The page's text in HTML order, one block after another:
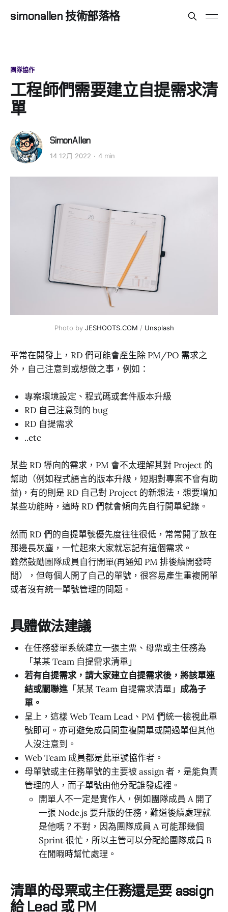
simonallen 技術部落格
團隊協作
工程師們需要建立自提需求清
單
SimonAllen
14 12月 2022 4 min
Photo by JESHOOTS.COM / Unsplash
平常在開發上，RD 們可能會產生除 PM/PO 需求之
外，自己注意到或想做之事，例如：
專案環境設定、程式碼或套件版本升級
RD 自己注意到的 bug
RD 自提需求
..etc
某些 RD 導向的需求，PM 會不太理解其對 Project 的
幫助（例如程式語言的版本升級，短期對專案不會有助
益)，有的則是 RD 自己對 Project 的新想法，想要增加
某些功能時，這時 RD 們就會傾向先自行開單紀錄。
然而 RD 們的自提單號優先度往往很低，常常開了放在
那邊長灰塵，一忙起來大家就忘記有這個需求。
雖然鼓勵團隊成員自行開單(再通知 PM 排後續開發時
間），但每個人開了自己的單號，很容易產生重複開單
或者沒有統一單號管理的問題。
具體做法建議
在任務發單系統建立一張主票、母票或主任務為
「某某 Team 自提需求清單」
若有自提需求，請大家建立自提需求後，將該單連
結或關聯進「某某 Team 自提需求清單」 成為子
單。
呈上，這樣 Web Team Lead、PM 們統一檢視此單
號即可。亦可避免成員間重複開單或開過單但其他
人沒注意到。
Web Team 成員都是此單號協作者。
母單號或主任務單號的主要被 assign 者，是能負責
管理的人，而子單號由他分配誰發處裡。
開單人不一定是實作人，例如團隊成員 A 開了
一張 Node.js 要升版的任務，難道後續處理就
是他嗎？不對，因為團隊成員 A 可能那幾個
Sprint 很忙，所以主管可以分配給團隊成員 B
在閒暇時幫忙處理。
清單的母票或主任務還是要 assign
給 Lead 或 PM